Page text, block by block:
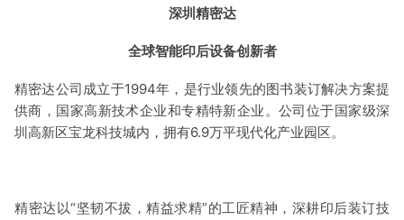
深圳精密达
全球智能印后设备创新者
精密达公司成立于1994年，是行业领先的图书装订解决方案提
供商，国家高新技术企业和专精特新企业。公司位于国家级深
圳高新区宝龙科技城内，拥有6.9万平现代化产业园区。
精密达以“坚韧不拔，精益求精”的工匠精神，深耕印后装订技